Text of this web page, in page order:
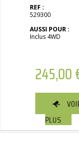
REF :
529300
AUSSI POUR :
Inclus 4WD
245,00
PLUS